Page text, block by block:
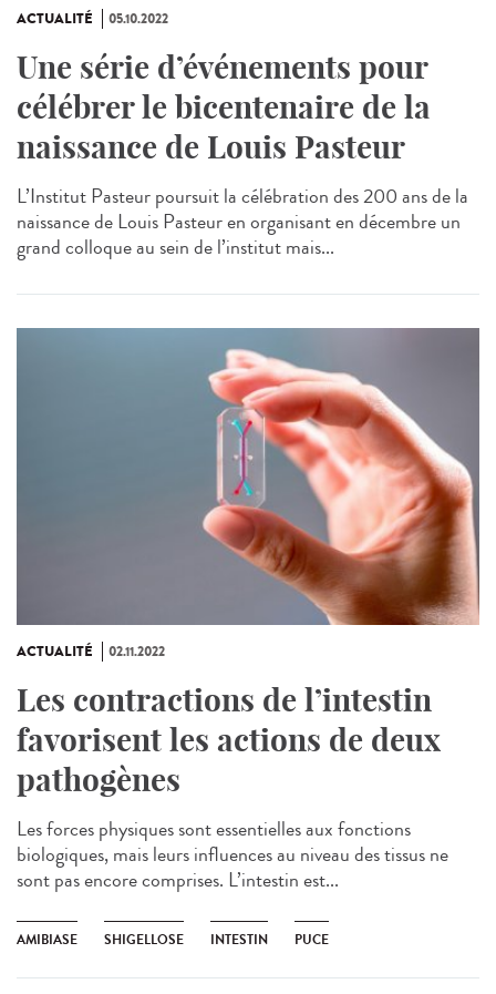
ACTUALITÉ 05.10.2022
Une série d’événements pour
célébrer le bicentenaire de la
naissance de Louis Pasteur
L’Institut Pasteur poursuit la célébration des 200 ans de la
naissance de Louis Pasteur en organisant en décembre un
grand colloque au sein de l’institut mais...
ACTUALITÉ 02.11.2022
Les contractions de l’intestin
favorisent les actions de deux
pathogènes
Les forces physiques sont essentielles aux fonctions
biologiques, mais leurs influences au niveau des tissus ne
sont pas encore comprises. L’intestin est...
AMIBIASE SHIGELLOSE INTESTIN PUCE